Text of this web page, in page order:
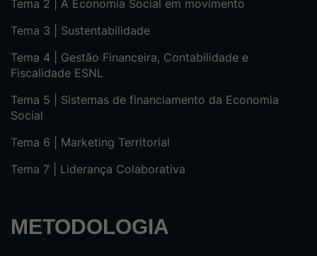
Tema 2 | A Economia Social em movimento
Tema 3 | Sustentabilidade
Tema 4 | Gestão Financeira, Contabilidade e
Fiscalidade ESNL
Tema 5 | Sistemas de financiamento da Economia
Social
Tema 6 | Marketing Territorial
Tema 7 | Liderança Colaborativa
METODOLOGIA